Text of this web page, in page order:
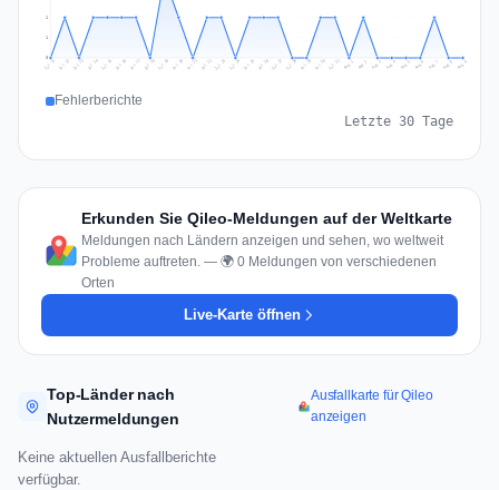
1
1
Jul 11 Jul 12 Jul 13 Jul 14 Jul 15 Jul 16 Jul 17 Jul 18 Jul 19 Jul 20 Jul 21 Jul 22 Jul 23 Jul 24 Jul 25 Jul 26 Jul 27 Jul 28 Jul 29 Jul 30 Jul 31 Aug 1 Aug 2 Aug 3 Aug 4 Aug 5 Aug 6 Aug 7 Aug 8 Aug 9
Fehlerberichte
Letzte 30 Tage
Erkunden Sie Qileo-Meldungen auf der Weltkarte
Meldungen nach Ländern anzeigen und sehen, wo weltweit
Probleme auftreten. — 🌍 0 Meldungen von verschiedenen
Orten
Live-Karte öffnen
Top-Länder nach
Nutzermeldungen
Ausfallkarte für Qileo
anzeigen
Keine aktuellen Ausfallberichte
verfügbar.